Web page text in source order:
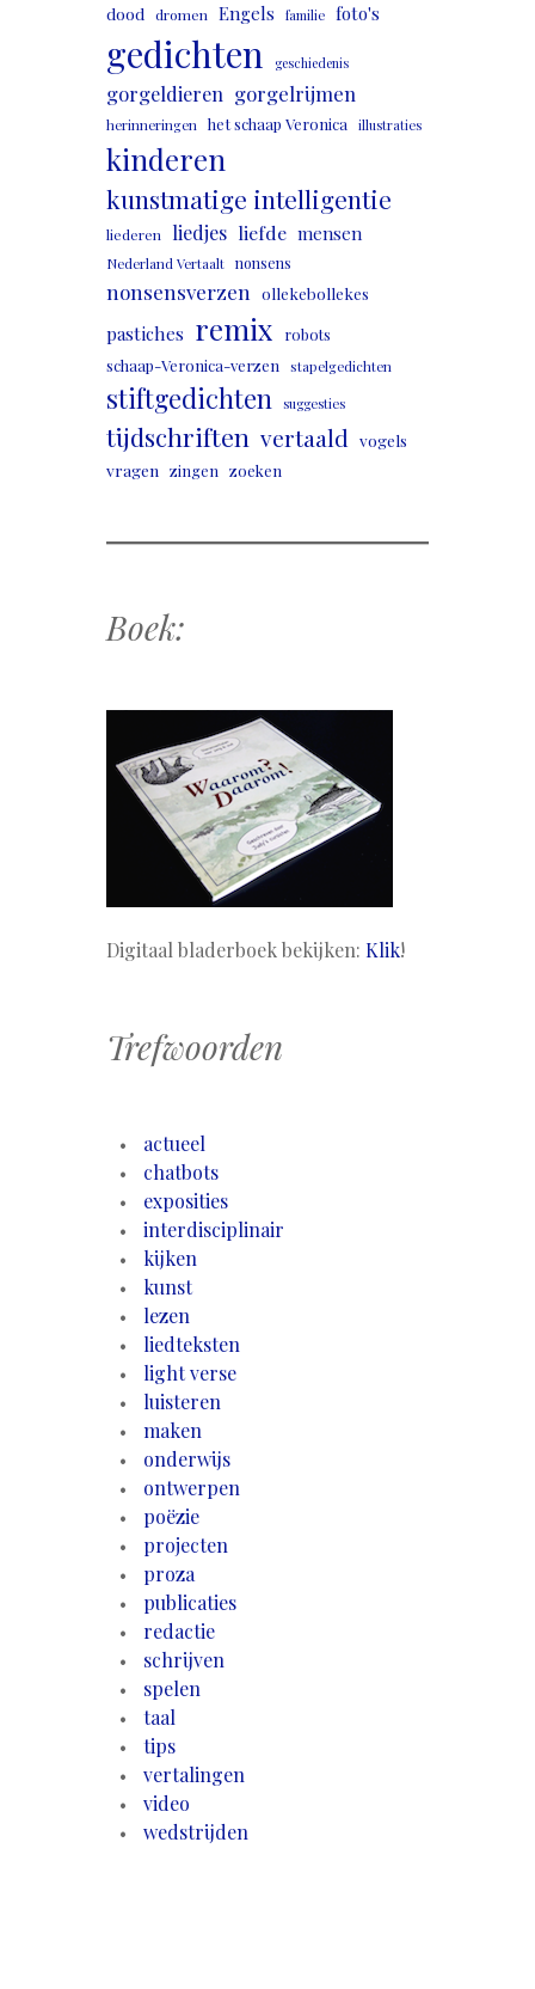
dood dromen Engels familie foto's
gedichten geschiedenis
gorgeldieren gorgelrijmen
herinneringen het schaap Veronica illustraties
kinderen
kunstmatige intelligentie
liederen liedjes liefde mensen
Nederland Vertaalt nonsens
nonsensverzen ollekebollekes
pastiches remix
robots
schaap-Veronica-verzen stapelgedichten
stiftgedichten suggesties
tijdschriften vertaald vogels
vragen zingen zoeken
Boek:
Digitaal bladerboek bekijken: Klik!
Trefwoorden
actueel
chatbots
exposities
interdisciplinair
kijken
kunst
lezen
liedteksten
light verse
luisteren
maken
onderwijs
ontwerpen
poëzie
projecten
proza
publicaties
redactie
schrijven
spelen
taal
tips
vertalingen
video
wedstrijden